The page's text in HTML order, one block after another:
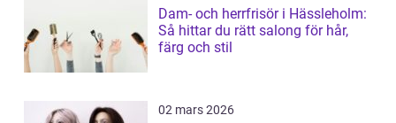
Dam- och herrfrisör i Hässleholm:
Så hittar du rätt salong för hår,
färg och stil
02 mars 2026